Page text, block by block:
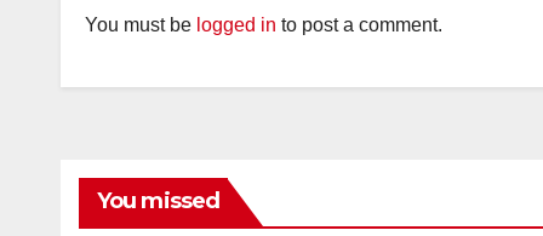
You must be logged in to post a comment.
You missed